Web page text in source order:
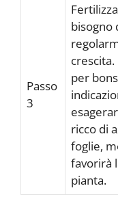
Passo
3
bisogno
per
ricco di
foglie,
favorirà
pianta.